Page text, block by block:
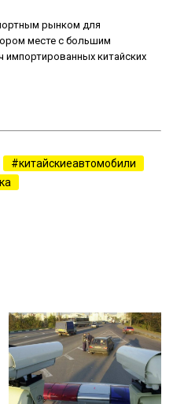
рынком для
месте с большим
импортированных китайских
китайскиеавтомобили